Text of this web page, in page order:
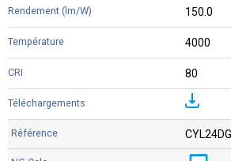
150.0
4000
80
CYL24DG